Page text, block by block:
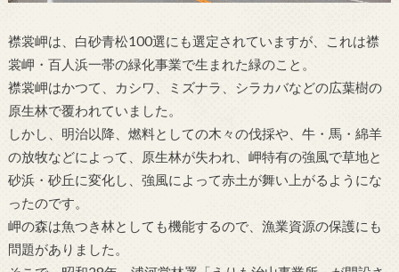
襟裳岬は、白砂青松100選にも選定されていますが、これは襟
裳岬・百人浜一帯の緑化事業で生まれた緑のこと。
襟裳岬はかつて、カシワ、ミズナラ、シラカバなどの広葉樹の
原生林で覆われていました。
しかし、明治以降、燃料としての木々の伐採や、牛・馬・綿羊
の放牧などによって、原生林が失われ、岬特有の強風で草地と
砂浜・砂丘に変化し、強風によって赤土が舞い上がるようにな
ったのです。
岬の森は魚つき林としても機能するので、漁業資源の保護にも
問題がありました。